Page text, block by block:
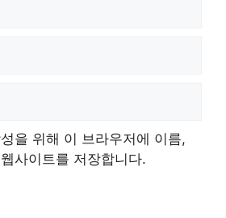
을 위해 이 브라우저에 이름,
사이트를 저장합니다.